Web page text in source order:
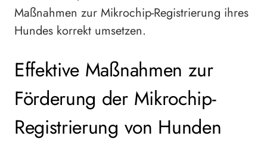
Maßnahmen zur Mikrochip-Registrierung ihres
Hundes korrekt umsetzen.
Effektive Maßnahmen zur
Förderung der Mikrochip-
Registrierung von Hunden